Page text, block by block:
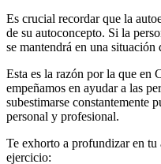
Es crucial recordar que la
de su autoconcepto. Si la
se mantendrá en una
Esta es la razón por la que en
empeñamos en ayudar a las
subestimarse constantemente
personal y profesional.
Te exhorto a profundizar en
ejercicio: